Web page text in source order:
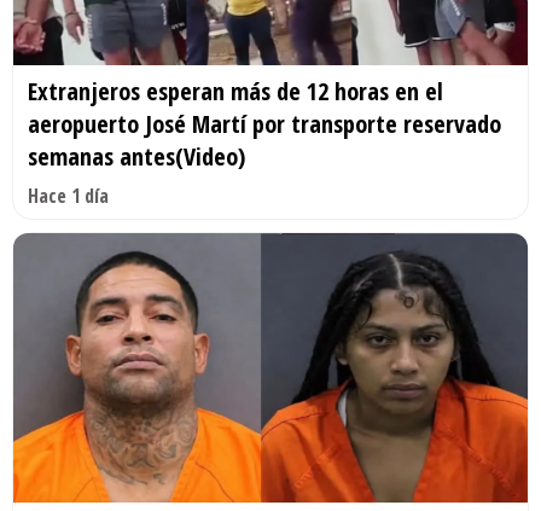
Extranjeros esperan más de 12 horas en el
aeropuerto José Martí por transporte reservado
semanas antes(Video)
Hace 1 día